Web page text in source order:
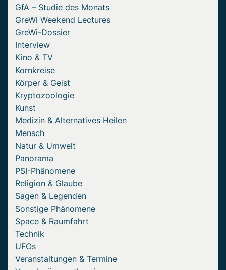
GfA – Studie des Monats
GreWi Weekend Lectures
GreWi-Dossier
Interview
Kino & TV
Kornkreise
Körper & Geist
Kryptozoologie
Kunst
Medizin & Alternatives Heilen
Mensch
Natur & Umwelt
Panorama
PSI-Phänomene
Religion & Glaube
Sagen & Legenden
Sonstige Phänomene
Space & Raumfahrt
Technik
UFOs
Veranstaltungen & Termine